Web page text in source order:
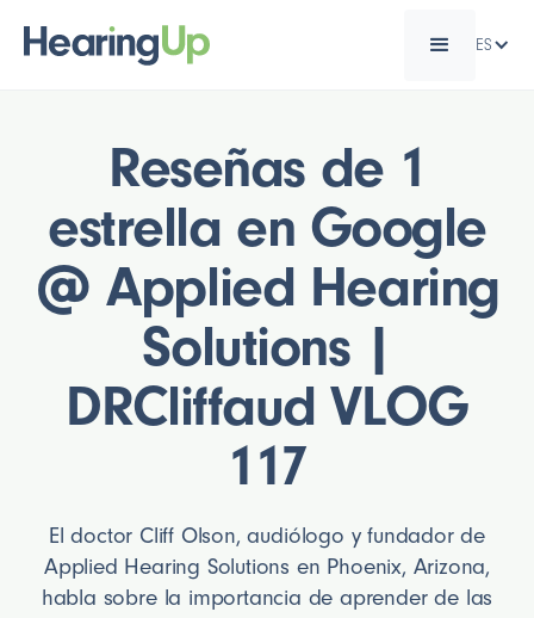
ES
Reseñas de 1
estrella en Google
@ Applied Hearing
Solutions |
DRCliffaud VLOG
117
El doctor Cliff Olson, audiólogo y fundador de
Applied Hearing Solutions en Phoenix, Arizona,
habla sobre la importancia de aprender de las